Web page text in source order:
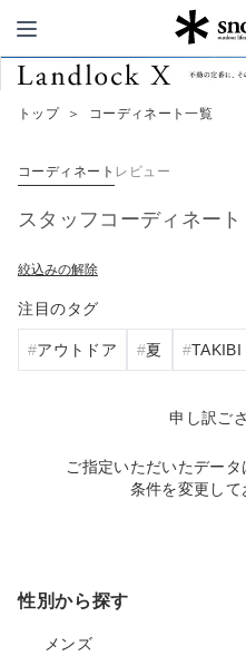
トップ ＞ コーディネート一覧
コーディネート レビュー
スタッフコーディネート
絞込みの解除
注目のタグ
アウトドア 夏 TAKIBI
申し訳ご
ご指定いただいたデータ
条件を変更して
性別から探す
メンズ